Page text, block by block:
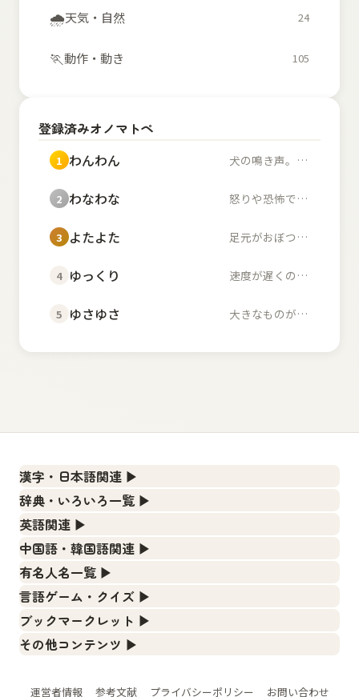
🌧️天気・自然 24
🏃動作・動き 105
登録済みオノマトペ
1 わんわん 犬の鳴き声。また、幼...
2 わなわな 怒りや恐怖で体が小刻...
3 よたよた 足元がおぼつかず不安...
4 ゆっくり 速度が遅くのんびりし...
5 ゆさゆさ 大きなものが左右に揺...
漢字・日本語関連 ▶
漢字の読み方検索、手書き入力、書き順練習など、日本語学
習に役立つツールを集めています。
人名漢字辞典 - 読み方検索
手書き漢字入力
漢字の書き方・書き順 書き取り練習帳
ひらがなの書き方・書き順
カタカナの書き方・書き順
辞書
辞典・いろいろ一覧 ▶
部首・画数別の漢字一覧、熟語辞典、地名・駅名検索など、
各種リファレンスツールです。
部首画数別漢字一覧
常用漢字一覧
人名用漢字一覧
画数別なまえ漢字一覧
英語関連 ▶
カタカナ語・略語の意味検索、発音記号、リスニング練習な
ど英語学習ツールです。
カタカナ語の意味・発音・類語辞典
英語の発音記号一覧
英単語リスニングテスト
英語の意味・発音の違い
中国語・韓国語関連 ▶
中国語のピンイン変換、韓国語の手書き入力など、アジア言
語学習ツールです。
手書き中国語入力 変換ツール
ピンイン一覧表
外国語翻訳ツール
有名人名一覧 ▶
海外セレブやスポーツ選手の名前の読み方・発音を確認でき
海外有名人の苗字・名前一覧と発音 🔊
WEリーグ選手名一覧
言語ゲーム・クイズ ▶
四字熟語パズルや漢字クイズなど、楽しみながら学べるゲー
有名人名前読みクイズ（毎日更新）
ブックマークレット ▶
ブラウザに登録して、どのサイトからでも漢字や英語を検索
漢字読み方検索ブックマークレット
その他コンテンツ ▶
運営者情報 参考文献 プライバシーポリシー お問い合わせ